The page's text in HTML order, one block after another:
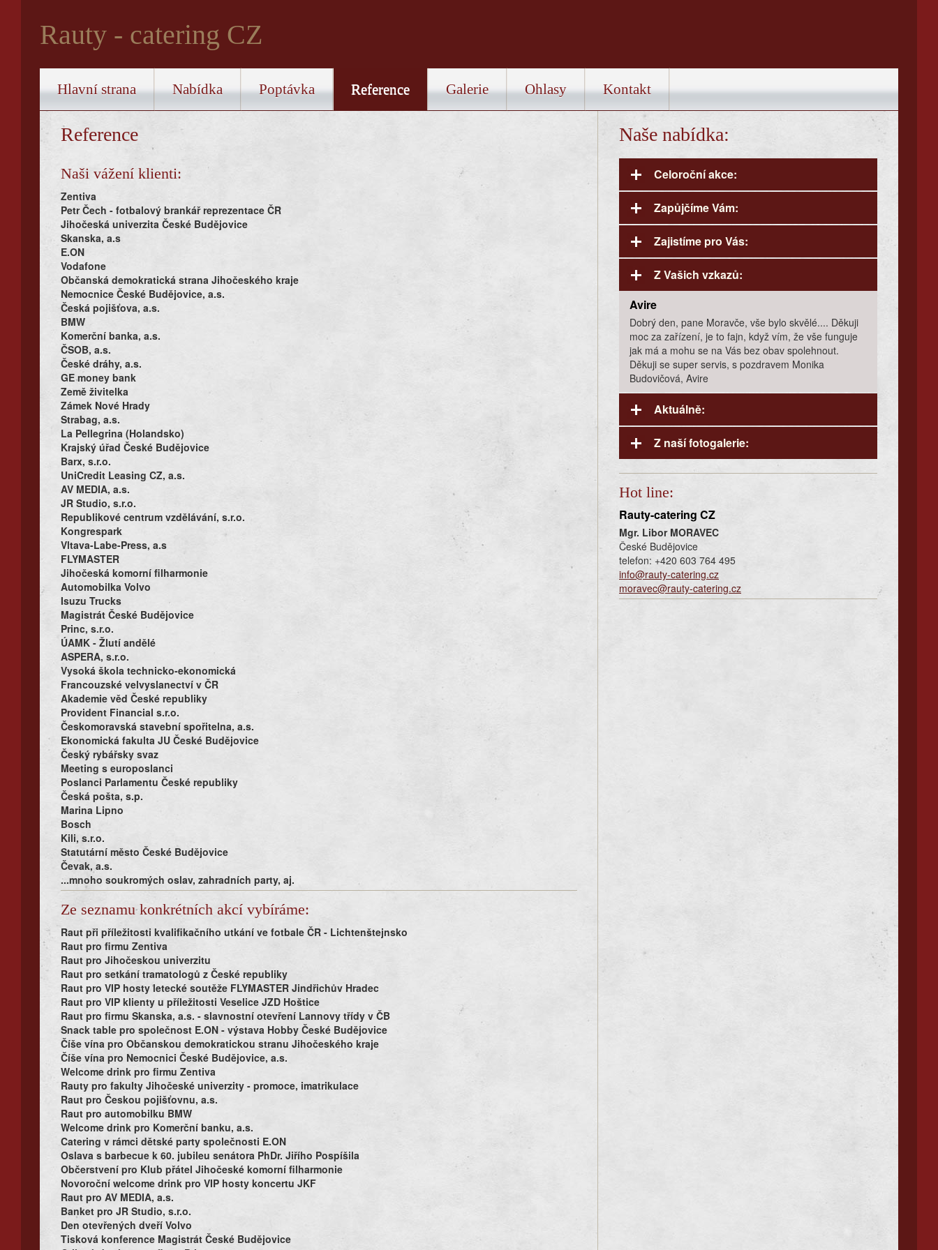
Rauty - catering CZ
Hlavní strana Nabídka Poptávka Reference Galerie Ohlasy Kontakt
Reference
Naši vážení klienti:
Zentiva
Petr Čech - fotbalový brankář reprezentace ČR
Jihočeská univerzita České Budějovice
Skanska, a.s
E.ON
Vodafone
Občanská demokratická strana Jihočeského kraje
Nemocnice České Budějovice, a.s.
Česká pojišťova, a.s.
BMW
Komerční banka, a.s.
ČSOB, a.s.
České dráhy, a.s.
GE money bank
Země živitelka
Zámek Nové Hrady
Strabag, a.s.
La Pellegrina (Holandsko)
Krajský úřad České Budějovice
Barx, s.r.o.
UniCredit Leasing CZ, a.s.
AV MEDIA, a.s.
JR Studio, s.r.o.
Republikové centrum vzdělávání, s.r.o.
Kongrespark
Vltava-Labe-Press, a.s
FLYMASTER
Jihočeská komorní filharmonie
Automobilka Volvo
Isuzu Trucks
Magistrát České Budějovice
Princ, s.r.o.
ÚAMK - Žlutí andělé
ASPERA, s.r.o.
Vysoká škola technicko-ekonomická
Francouzské velvyslanectví v ČR
Akademie věd České republiky
Provident Financial s.r.o.
Českomoravská stavební spořitelna, a.s.
Ekonomická fakulta JU České Budějovice
Český rybářsky svaz
Meeting s europoslanci
Poslanci Parlamentu České republiky
Česká pošta, s.p.
Marina Lipno
Bosch
Kili, s.r.o.
Statutární město České Budějovice
Čevak, a.s.
...mnoho soukromých oslav, zahradních party, aj.
Ze seznamu konkrétních akcí vybíráme:
Raut při příležitosti kvalifikačního utkání ve fotbale ČR - Lichtenštejnsko
Raut pro firmu Zentiva
Raut pro Jihočeskou univerzitu
Raut pro setkání tramatologů z České republiky
Raut pro VIP hosty letecké soutěže FLYMASTER Jindřichův Hradec
Raut pro VIP klienty u příležitosti Veselice JZD Hoštice
Raut pro firmu Skanska, a.s. - slavnostní otevření Lannovy třídy v ČB
Snack table pro společnost E.ON - výstava Hobby České Budějovice
Číše vína pro Občanskou demokratickou stranu Jihočeského kraje
Číše vína pro Nemocnici České Budějovice, a.s.
Welcome drink pro firmu Zentiva
Rauty pro fakulty Jihočeské univerzity - promoce, imatrikulace
Raut pro Českou pojišťovnu, a.s.
Raut pro automobilku BMW
Welcome drink pro Komerční banku, a.s.
Catering v rámci dětské party společnosti E.ON
Oslava s barbecue k 60. jubileu senátora PhDr. Jiřího Pospíšila
Občerstvení pro Klub přátel Jihočeské komorní filharmonie
Novoroční welcome drink pro VIP hosty koncertu JKF
Raut pro AV MEDIA, a.s.
Banket pro JR Studio, s.r.o.
Den otevřených dveří Volvo
Tisková konference Magistrát České Budějovice
Naše nabídka:
Celoroční akce:
Grilované sele na klíč
- přivezeme
- urožníme
Pro více informací volejte:+420 603 764 495
Zapůjčíme Vám:
Půjčovna cateringového vybavení a
inventáře
Potřebujete si vypůjčit kompletní
cateringové vybavení?
Party stany
Party pavilony
Rautové stoly
Výčepní zařízení
Stolky
Křesílka
Veškerý soupis a ceník gastro-cateringového
vybavení, které je Vám kdykoliv k dispozici, naleznete
Zajistíme pro Vás:
Zajistíme pro Vás:
Rauty
Švédské stoly
Obložené mísy
Obložené tácy
Chlebíčky
Banketky
Číše vína
Bankety
Matiné
Welcome drink
Coffee break
Balíčky na semináře, apod.
Občerstvení ke státním zk. na VŠ
Catering na dětské akce
Teplé menu
Drobná občerstvení
Venkovní barbecue
Z Vašich vzkazů:
Avire
Dobrý den, pane Moravče, vše bylo skvělé.... Děkuji
moc za zařízení, je to fajn, když vím, že vše funguje
jak má a mohu se na Vás bez obav spolehnout.
Děkuji se super servis, s pozdravem Monika
Budovičová, Avire
Aktuálně:
Grilované sele na klíč je pro Vás možné grilovat
celoročně kdekoliv!!!
Z naší fotogalerie:
Hot line:
Rauty-catering CZ
Mgr. Libor MORAVEC
České Budějovice
telefon: +420 603 764 495
info@rauty-catering.cz
moravec@rauty-catering.cz